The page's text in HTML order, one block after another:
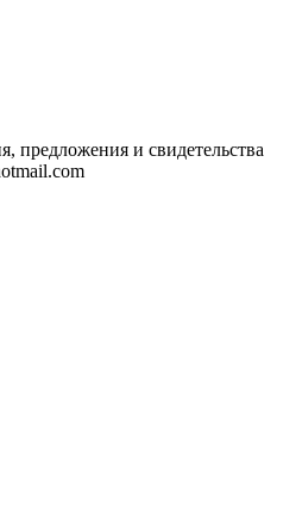
предложения и свидетельства